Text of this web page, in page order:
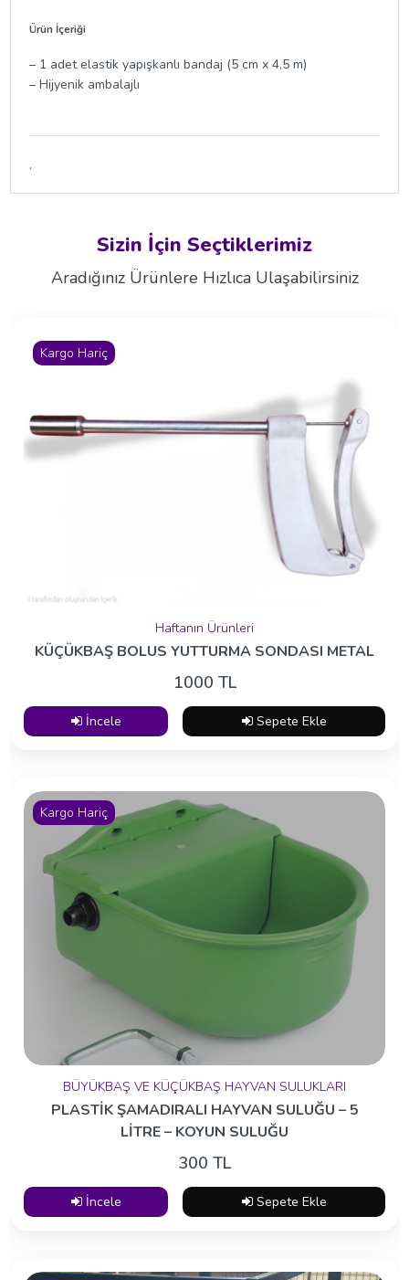
Ürün İçeriği
– 1 adet elastik yapışkanlı bandaj (5 cm x 4,5 m)
– Hijyenik ambalajlı
.
Sizin İçin Seçtiklerimiz
Aradığınız Ürünlere Hızlıca Ulaşabilirsiniz
Kargo Hariç
Haftanın Ürünleri
KÜÇÜKBAŞ BOLUS YUTTURMA SONDASI METAL
1000 TL
İncele Sepete Ekle
Kargo Hariç
BÜYÜKBAŞ VE KÜÇÜKBAŞ HAYVAN SULUKLARI
PLASTİK ŞAMADIRALI HAYVAN SULUĞU – 5
LİTRE – KOYUN SULUĞU
300 TL
İncele Sepete Ekle